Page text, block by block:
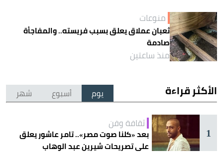
منوعات
ثعبان عملاق يعلق بسبب فريسته.. والمفاجأة
صادمة
منذ ساعتين
الأكثر قراءة يوم أسبوع شهر
1
ثقافة وفن
بعد «كلنا صوت مصر».. تامر عاشور يعلق
على تصريحات شيرين عبد الوهاب